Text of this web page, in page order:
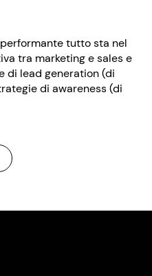
tutto sta nel
tra marketing e sales e
di lead generation (di
di awareness (di